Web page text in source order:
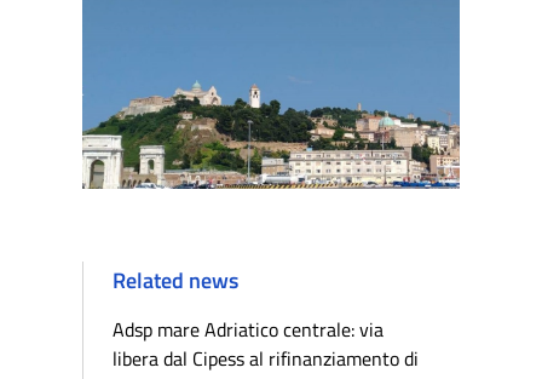
Related news
Adsp mare Adriatico centrale: via
libera dal Cipess al rifinanziamento di